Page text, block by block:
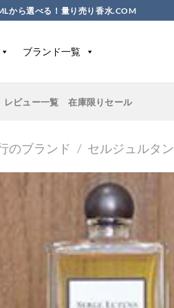
から選べる！量り売り香水.COM
ブランド一覧
レビュー一覧 在庫限りセール
のブランド / セルジュルタ